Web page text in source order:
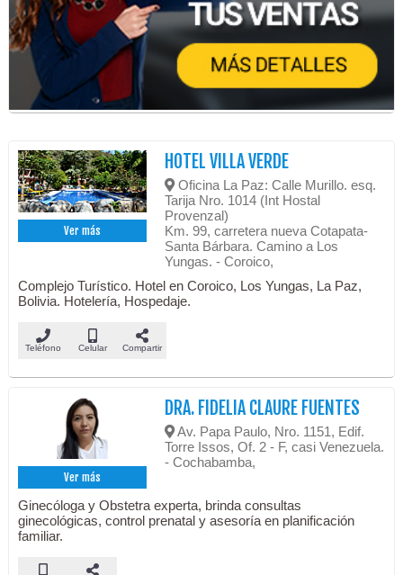
Ver más
HOTEL VILLA VERDE
Oficina La Paz: Calle Murillo. esq.
Tarija Nro. 1014 (Int Hostal
Provenzal)
Km. 99, carretera nueva Cotapata-
Santa Bárbara. Camino a Los
Yungas. - Coroico,
Complejo Turístico. Hotel en Coroico, Los Yungas, La Paz,
Bolivia. Hotelería, Hospedaje.
Teléfono Celular Compartir
Ver más
DRA. FIDELIA CLAURE FUENTES
Av. Papa Paulo, Nro. 1151, Edif.
Torre Issos, Of. 2 - F, casi Venezuela.
- Cochabamba,
Ginecóloga y Obstetra experta, brinda consultas
ginecológicas, control prenatal y asesoría en planificación
familiar.